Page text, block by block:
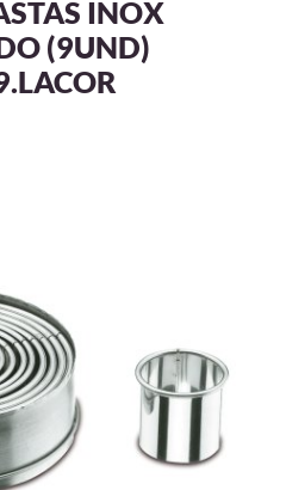
INOX
(9UND)